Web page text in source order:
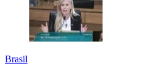
Brasil